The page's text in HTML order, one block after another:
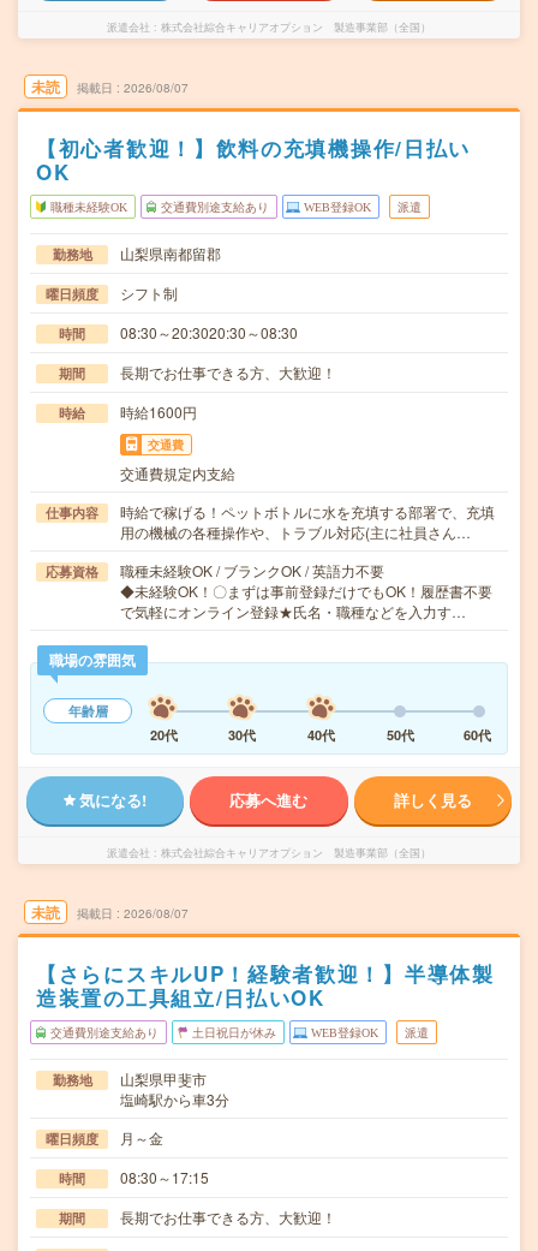
派遣会社 株式会社綜合キャリアオプション 製造事業部（全国）
未読 掲載日 2026/08/07
【初心者歓迎！】飲料の充填機操作/日払い
OK
職種未経験OK 交通費別途支給あり WEB登録OK 派遣
勤務地 山梨県南都留郡
曜日頻度 シフト制
時間 08:30～20:3020:30～08:30
期間 長期でお仕事できる方、大歓迎！
時給 時給1600円
交通費
交通費規定内支給
仕事内容
時給で稼げる！ペットボトルに水を充填する部署で、充填
用の機械の各種操作や、トラブル対応(主に社員さん…
応募資格
職種未経験OK / ブランクOK / 英語力不要
◆未経験OK！〇まずは事前登録だけでもOK！履歴書不要
で気軽にオンライン登録★氏名・職種などを入力す…
職場の雰囲気
年齢層
20代
30代 40代 50代 60代
気になる! 応募へ進む 詳しく見る
派遣会社 株式会社綜合キャリアオプション 製造事業部（全国）
未読 掲載日 2026/08/07
【さらにスキルUP！経験者歓迎！】半導体製
造装置の工具組立/日払いOK
交通費別途支給あり 土日祝日が休み WEB登録OK 派遣
勤務地
山梨県甲斐市
塩崎駅から車3分
曜日頻度 月～金
時間 08:30～17:15
期間 長期でお仕事できる方、大歓迎！